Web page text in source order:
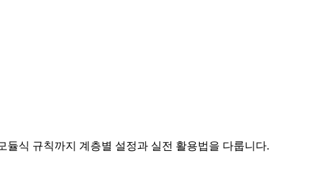
듈식 규칙까지 계층별 설정과 실전 활용법을 다룹니다.